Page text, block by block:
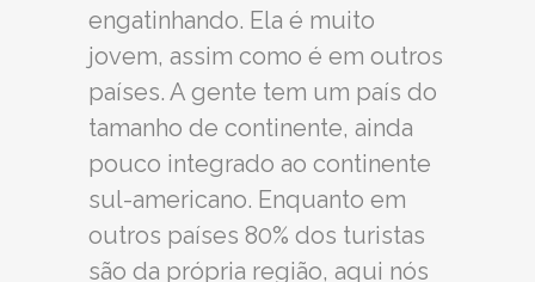
engatinhando. Ela é muito
jovem, assim como é em outros
países. A gente tem um país do
tamanho de continente, ainda
pouco integrado ao continente
sul-americano. Enquanto em
outros países 80% dos turistas
são da própria região, aqui nós